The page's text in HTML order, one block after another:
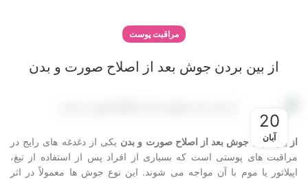
مراقبت پوست
از بین بردن جوش بعد از اصلاح صورت و بدن
20
آبان
از بین بردن جوش بعد از اصلاح صورت و بدن یکی از دغدغه های رایج در
مراقبت های پوستی است که بسیاری از افراد پس از استفاده از تیغ،
اپیلاتور یا موم با آن مواجه می شوند. این نوع جوش ها معمولاً در اثر